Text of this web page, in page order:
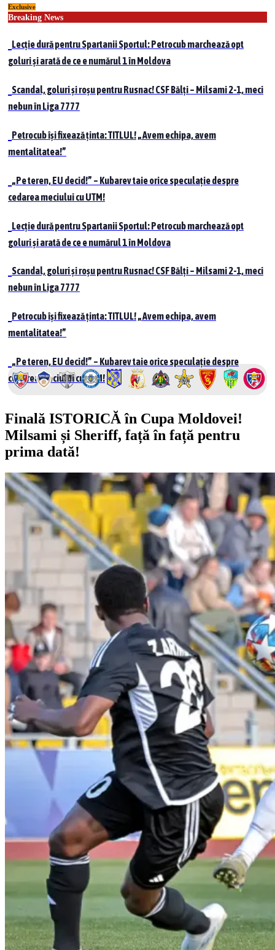
Skip
to
Exclusive
Breaking News
Lecție dură pentru Spartanii Sportul: Petrocub marchează opt
goluri și arată de ce e numărul 1 în Moldova
Scandal, goluri și roșu pentru Rusnac! CSF Bălți – Milsami 2-1, meci
nebun în Liga 7777
Petrocub își fixează ținta: TITLUL! „Avem echipa, avem
mentalitatea!”
„Pe teren, EU decid!” – Kubarev taie orice speculație despre
cedarea meciului cu UTM!
Lecție dură pentru Spartanii Sportul: Petrocub marchează opt
goluri și arată de ce e numărul 1 în Moldova
Scandal, goluri și roșu pentru Rusnac! CSF Bălți – Milsami 2-1, meci
nebun în Liga 7777
Petrocub își fixează ținta: TITLUL! „Avem echipa, avem
mentalitatea!”
„Pe teren, EU decid!” – Kubarev taie orice speculație despre
cedarea meciului cu UTM!
Finală ISTORICĂ în Cupa Moldovei!
Milsami și Sheriff, față în față pentru
prima dată!